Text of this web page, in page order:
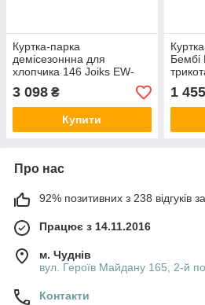
Куртка-парка
демісезоннна для
хлопчика 146 Joiks EW-
від+15до-10
3 098 ₴
Купити
Бембі
1 455
Про нас
92% позитивних з 238 відгуків
Працює з 14.11.2016
м. Чуднів
вул. Героїв Майдану 165, 2-й
Контакти